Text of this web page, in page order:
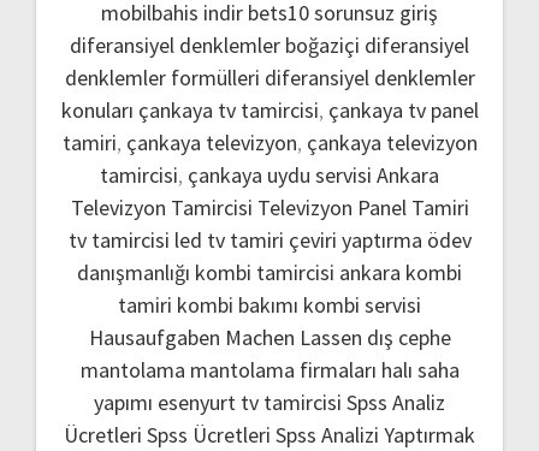
mobilbahis indir bets10 sorunsuz giriş
diferansiyel denklemler boğaziçi diferansiyel
denklemler formülleri diferansiyel denklemler
konuları çankaya tv tamircisi, çankaya tv panel
tamiri, çankaya televizyon, çankaya televizyon
tamircisi, çankaya uydu servisi Ankara
Televizyon Tamircisi Televizyon Panel Tamiri
tv tamircisi led tv tamiri çeviri yaptırma ödev
danışmanlığı kombi tamircisi ankara kombi
tamiri kombi bakımı kombi servisi
Hausaufgaben Machen Lassen dış cephe
mantolama mantolama firmaları halı saha
yapımı esenyurt tv tamircisi Spss Analiz
Ücretleri Spss Ücretleri Spss Analizi Yaptırmak